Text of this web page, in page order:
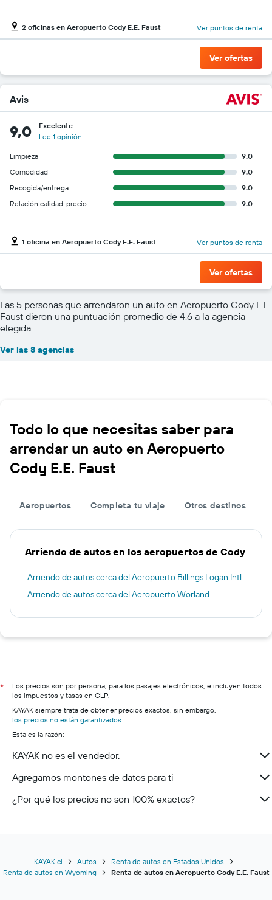
2 oficinas en Aeropuerto Cody E.E. Faust Ver puntos de renta
Ver ofertas
Avis
9,0
Excelente
Lee 1 opinión
Limpieza
9.0
Comodidad
9.0
Recogida/entrega
9.0
Relación calidad-precio
9.0
1 oficina en Aeropuerto Cody E.E. Faust Ver puntos de renta
Ver ofertas
Las 5 personas que arrendaron un auto en Aeropuerto Cody E.E.
Faust dieron una puntuación promedio de 4,6 a la agencia
elegida
Ver las 8 agencias
Todo lo que necesitas saber para
arrendar un auto en Aeropuerto
Cody E.E. Faust
Aeropuertos Completa tu viaje Otros destinos
Arriendo de autos en los aeropuertos de Cody
Arriendo de autos cerca del Aeropuerto Billings Logan Intl
Arriendo de autos cerca del Aeropuerto Worland
*
Los precios son por persona, para los pasajes electrónicos, e incluyen todos
los impuestos y tasas en CLP.
KAYAK siempre trata de obtener precios exactos, sin embargo,
los precios no están garantizados.
Esta es la razón:
KAYAK no es el vendedor.
Agregamos montones de datos para ti
¿Por qué los precios no son 100% exactos?
KAYAK.cl Autos
Renta de autos en Estados Unidos
Renta de autos en Wyoming
Renta de autos en Aeropuerto Cody E.E. Faust